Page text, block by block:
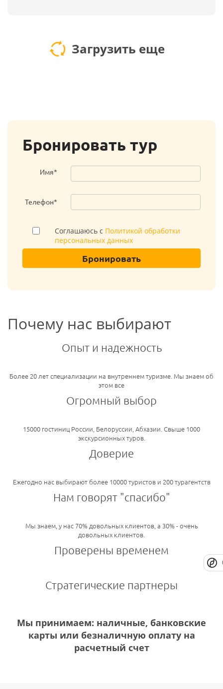
Загрузить еще
Бронировать тур
Имя*
Телефон*
Соглашаюсь с Политикой обработки
персональных данных
Бронировать
Почему нас выбирают
Опыт и надежность
Более 20 лет специализации на внутреннем туризме. Мы знаем об
этом все
Огромный выбор
15000 гостиниц России, Белоруссии, Абхазии. Свыше 1000
экскурсионных туров.
Доверие
Ежегодно нас выбирают более 10000 туристов и 200 турагентств
Нам говорят "спасибо"
Мы знаем, у нас 70% довольных клиентов, а 30% - очень
довольных клиентов.
Проверены временем
Стратегические партнеры
Мы принимаем: наличные, банковские
карты или безналичную оплату на
расчетный счет